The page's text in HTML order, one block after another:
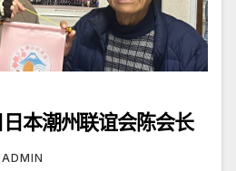
本潮州联谊会陈会长
ADMIN